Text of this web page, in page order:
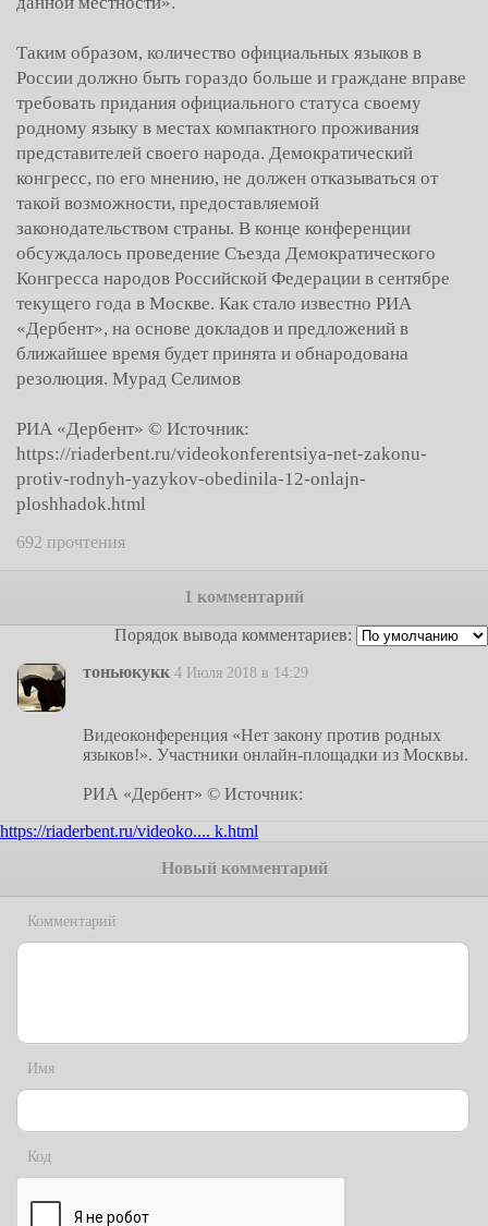
Таким образом, количество официальных языков в
России должно быть гораздо больше и граждане вправе
требовать придания официального статуса своему
родному языку в местах компактного проживания
представителей своего народа. Демократический
конгресс, по его мнению, не должен отказываться от
такой возможности, предоставляемой
законодательством страны. В конце конференции
обсуждалось проведение Съезда Демократического
Конгресса народов Российской Федерации в сентябре
текущего года в Москве. Как стало известно РИА
«Дербент», на основе докладов и предложений в
ближайшее время будет принята и обнародована
резолюция. Мурад Селимов
РИА «Дербент» © Источник:
https://riaderbent.ru/videokonferentsiya-net-zakonu-
protiv-rodnyh-yazykov-obedinila-12-onlajn-
ploshhadok.html
692 прочтения
1 комментарий
Порядок вывода комментариев:
тоньюкукк 4 Июля 2018 в 14:29
Видеоконференция «Нет закону против родных
языков!». Участники онлайн-площадки из Москвы.
РИА «Дербент» © Источник:
https://riaderbent.ru/videoko.... k.html
Новый комментарий
Комментарий
Имя
Код